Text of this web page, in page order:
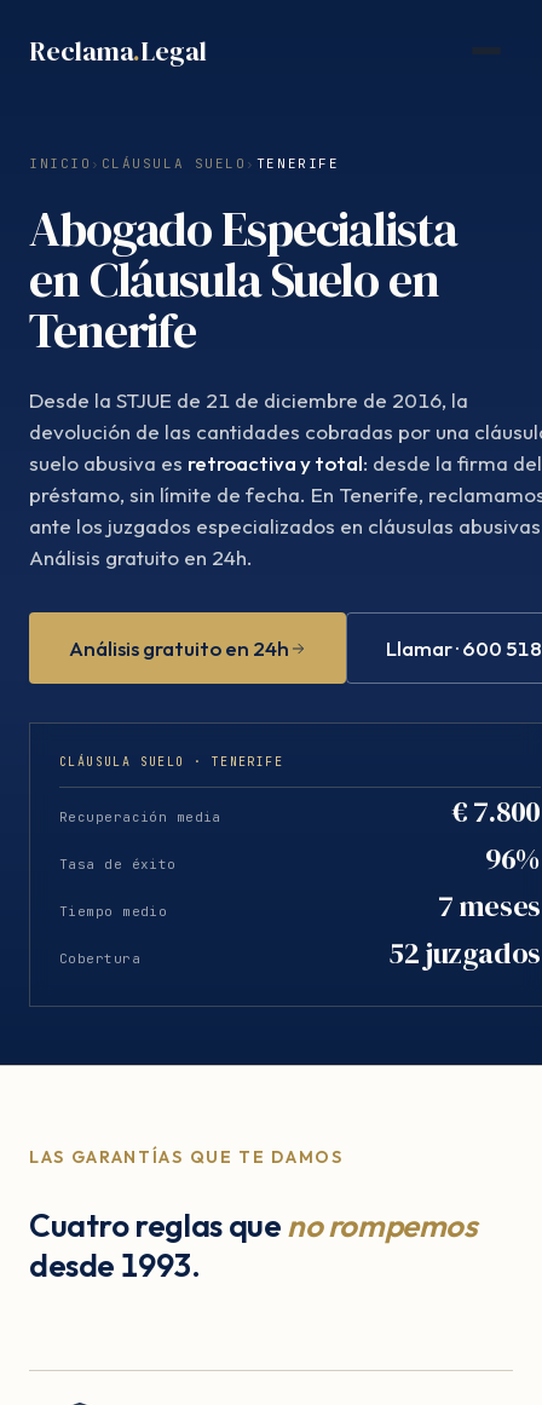
Reclama.Legal
INICIO › CLÁUSULA SUELO › TENERIFE
Abogado Especialista
en Cláusula Suelo en
Tenerife
Desde la STJUE de 21 de diciembre de 2016, la
devolución de las cantidades cobradas por una
suelo abusiva es retroactiva y total: desde la firma del
préstamo, sin límite de fecha. En Tenerife,
ante los juzgados especializados en cláusulas
Análisis gratuito en 24h.
Análisis gratuito en 24h Llamar · 600
CLÁUSULA SUELO · TENERIFE
Recuperación media € 7.800
Tasa de éxito 96%
Tiempo medio 7 meses
Cobertura 52 juzgados
LAS GARANTÍAS QUE TE DAMOS
Cuatro reglas queno rompemos
desde 1993.